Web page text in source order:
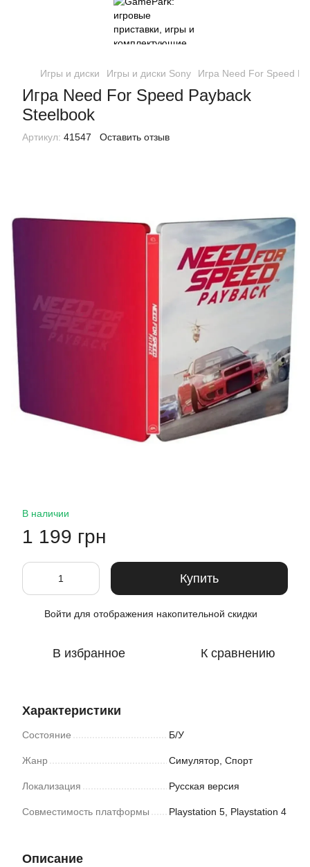
Игры и диски Игры и диски Sony Игра Need For Speed
Игра Need For Speed Payback
Steelbook
Артикул: 41547 Оставить отзыв
В наличии
1 199 грн
Купить
Войти для отображения накопительной скидки
В избранное К сравнению
Характеристики
Состояние Б/У
Жанр Симулятор, Спорт
Локализация Русская версия
Совместимость платформы Playstation 5, Playstation 4
Описание